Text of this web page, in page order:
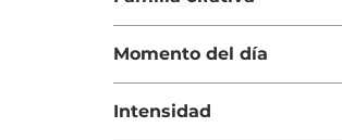
Fondo: Iris, cedro de Virginia
ámbar
Momento del día
Intensidad